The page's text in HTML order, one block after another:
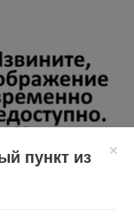
пункт из